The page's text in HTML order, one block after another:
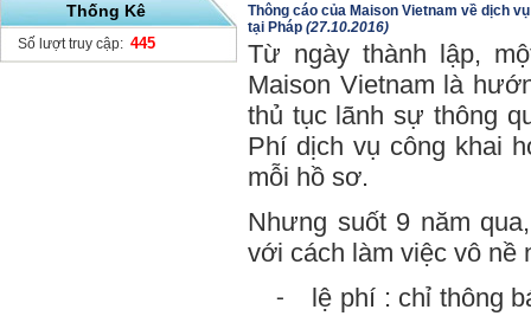
Thống Kê
Số lượt truy cập: 445
Thông cáo của Maison Vietnam về dịch
tại Pháp (27.10.2016)
Từ ngày thành lập,
Maison Vietnam là
thủ tục lãnh sự thông
Phí dịch vụ công khai
mỗi hồ sơ.
Nhưng suốt 9 năm
với cách làm việc vô nề
-
lệ phí : chỉ thông